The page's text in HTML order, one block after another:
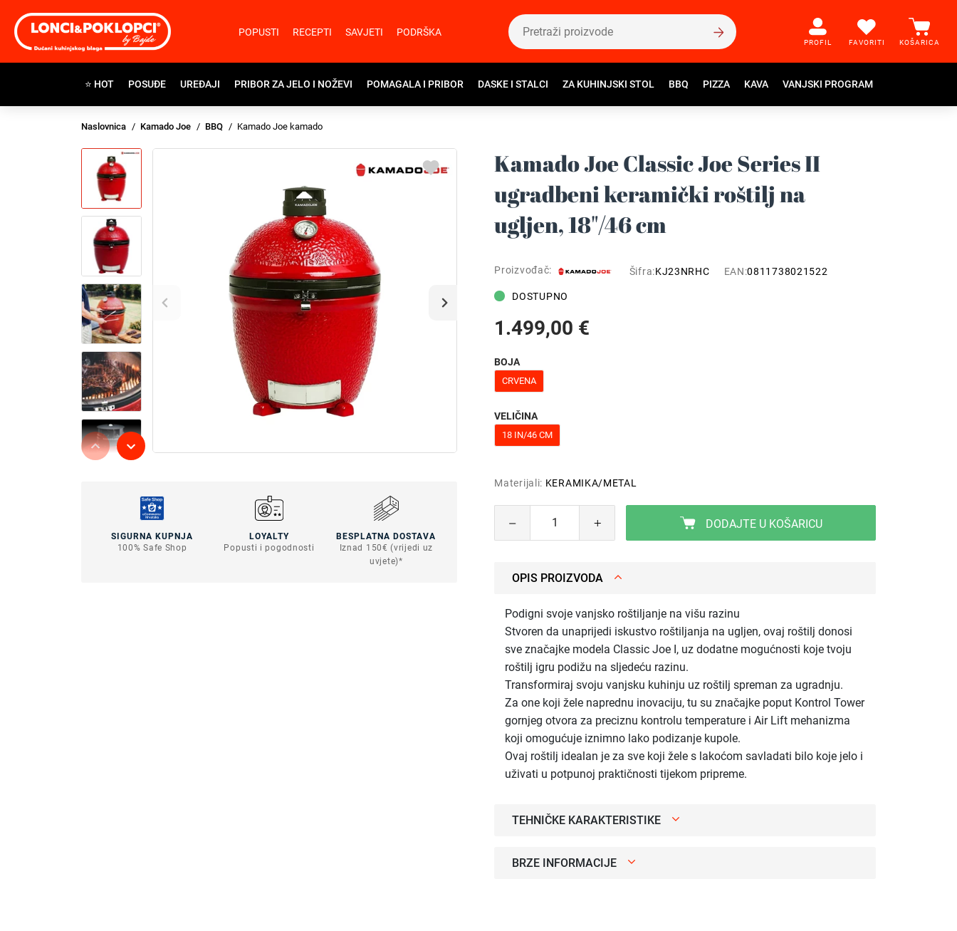
POPUSTI RECEPTI SAVJETI PODRŠKA
PROFIL FAVORITI KOŠARICA
⭐ HOT POSUĐE UREĐAJI PRIBOR ZA JELO I NOŽEVI POMAGALA I PRIBOR DASKE I STALCI ZA KUHINJSKI STOL BBQ PIZZA KAVA VANJSKI PROGRAM
Naslovnica Kamado Joe BBQ Kamado Joe kamado
SIGURNA KUPNJA
100% Safe Shop
LOYALTY
Popusti i pogodnosti
BESPLATNA DOSTAVA
Iznad 150€ (vrijedi uz
uvjete)*
Kamado Joe Classic Joe Series II
ugradbeni keramički roštilj na
ugljen, 18"/46 cm
Proizvođač: Šifra:KJ23NRHC EAN:0811738021522
DOSTUPNO
1.499,00 €
BOJA
CRVENA
VELIČINA
18 IN/46 CM
Materijali: KERAMIKA/METAL
DODAJTE U KOŠARICU
OPIS PROIZVODA
Podigni svoje vanjsko roštiljanje na višu razinu
Stvoren da unaprijedi iskustvo roštiljanja na ugljen, ovaj roštilj donosi
sve značajke modela Classic Joe I, uz dodatne mogućnosti koje tvoju
roštilj igru podižu na sljedeću razinu.
Transformiraj svoju vanjsku kuhinju uz roštilj spreman za ugradnju.
Za one koji žele naprednu inovaciju, tu su značajke poput Kontrol Tower
gornjeg otvora za preciznu kontrolu temperature i Air Lift mehanizma
koji omogućuje iznimno lako podizanje kupole.
Ovaj roštilj idealan je za sve koji žele s lakoćom savladati bilo koje jelo i
uživati u potpunoj praktičnosti tijekom pripreme.
TEHNIČKE KARAKTERISTIKE
BRZE INFORMACIJE